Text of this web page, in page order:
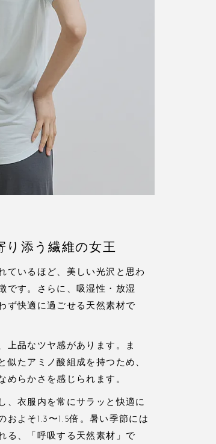
り添う繊維の女王
ているほど、美しい光沢と思わ
です。さらに、吸湿性・放湿
ず快適に過ごせる天然素材で
上品なツヤ感があります。ま
似たアミノ酸組成を持つため、
めらかさを感じられます。
、衣服内を常にサラッと快適に
よそ1.3〜1.5倍。暑い季節には
る、「呼吸する天然素材」で